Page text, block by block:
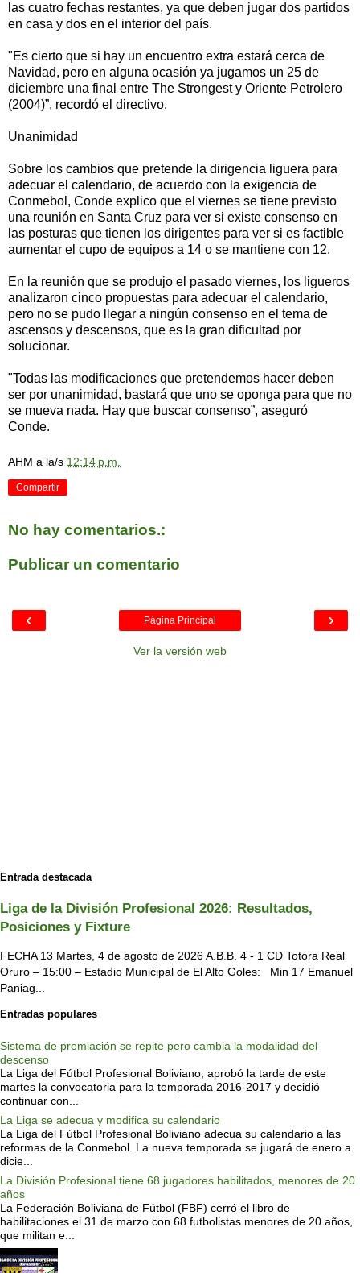
las cuatro fechas restantes, ya que deben jugar dos partidos
en casa y dos en el interior del país.
"Es cierto que si hay un encuentro extra estará cerca de
Navidad, pero en alguna ocasión ya jugamos un 25 de
diciembre una final entre The Strongest y Oriente Petrolero
(2004)”, recordó el directivo.
Unanimidad
Sobre los cambios que pretende la dirigencia liguera para
adecuar el calendario, de acuerdo con la exigencia de
Conmebol, Conde explico que el viernes se tiene previsto
una reunión en Santa Cruz para ver si existe consenso en
las posturas que tienen los dirigentes para ver si es factible
aumentar el cupo de equipos a 14 o se mantiene con 12.
En la reunión que se produjo el pasado viernes, los ligueros
analizaron cinco propuestas para adecuar el calendario,
pero no se pudo llegar a ningún consenso en el tema de
ascensos y descensos, que es la gran dificultad por
solucionar.
"Todas las modificaciones que pretendemos hacer deben
ser por unanimidad, bastará que uno se oponga para que no
se mueva nada. Hay que buscar consenso”, aseguró
Conde.
AHM a la/s 12:14 p.m.
Compartir
No hay comentarios.:
Publicar un comentario
‹ ›
Página Principal
Ver la versión web
Entrada destacada
Liga de la División Profesional 2026: Resultados,
Posiciones y Fixture
FECHA 13 Martes, 4 de agosto de 2026 A.B.B. 4 - 1 CD Totora Real
Oruro – 15:00 – Estadio Municipal de El Alto Goles: Min 17 Emanuel
Paniag...
Entradas populares
Sistema de premiación se repite pero cambia la modalidad del
descenso
La Liga del Fútbol Profesional Boliviano, aprobó la tarde de este
martes la convocatoria para la temporada 2016-2017 y decidió
continuar con...
La Liga se adecua y modifica su calendario
La Liga del Fútbol Profesional Boliviano adecua su calendario a las
reformas de la Conmebol. La nueva temporada se jugará de enero a
dicie...
La División Profesional tiene 68 jugadores habilitados, menores de 20
años
La Federación Boliviana de Fútbol (FBF) cerró el libro de
habilitaciones el 31 de marzo con 68 futbolistas menores de 20 años,
que militan e...